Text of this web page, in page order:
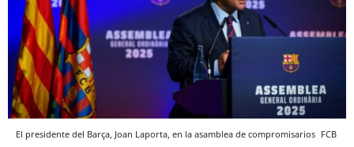
El presidente del Barça, Joan Laporta, en la asamblea de compromisarios FCB